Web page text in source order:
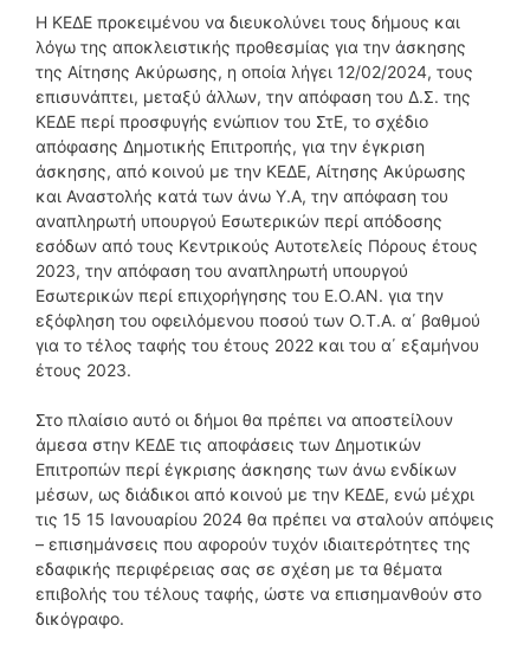
Η ΚΕΔΕ προκειμένου να διευκολύνει τους δήμους και
λόγω της αποκλειστικής προθεσμίας για την άσκησης
της Αίτησης Ακύρωσης, η οποία λήγει 12/02/2024, τους
επισυνάπτει, μεταξύ άλλων, την απόφαση του Δ.Σ. της
ΚΕΔΕ περί προσφυγής ενώπιον του ΣτΕ, το σχέδιο
απόφασης Δημοτικής Επιτροπής, για την έγκριση
άσκησης, από κοινού με την ΚΕΔΕ, Αίτησης Ακύρωσης
και Αναστολής κατά των άνω Υ.Α, την απόφαση του
αναπληρωτή υπουργού Εσωτερικών περί απόδοσης
εσόδων από τους Κεντρικούς Αυτοτελείς Πόρους έτους
2023, την απόφαση του αναπληρωτή υπουργού
Εσωτερικών περί επιχορήγησης του Ε.Ο.ΑΝ. για την
εξόφληση του οφειλόμενου ποσού των Ο.Τ.Α. α΄ βαθμού
για το τέλος ταφής του έτους 2022 και του α΄ εξαμήνου
έτους 2023.
Στο πλαίσιο αυτό οι δήμοι θα πρέπει να αποστείλουν
άμεσα στην ΚΕΔΕ τις αποφάσεις των Δημοτικών
Επιτροπών περί έγκρισης άσκησης των άνω ενδίκων
μέσων, ως διάδικοι από κοινού με την ΚΕΔΕ, ενώ μέχρι
τις 15 15 Ιανουαρίου 2024 θα πρέπει να σταλούν απόψεις
– επισημάνσεις που αφορούν τυχόν ιδιαιτερότητες της
εδαφικής περιφέρειας σας σε σχέση με τα θέματα
επιβολής του τέλους ταφής, ώστε να επισημανθούν στο
δικόγραφο.